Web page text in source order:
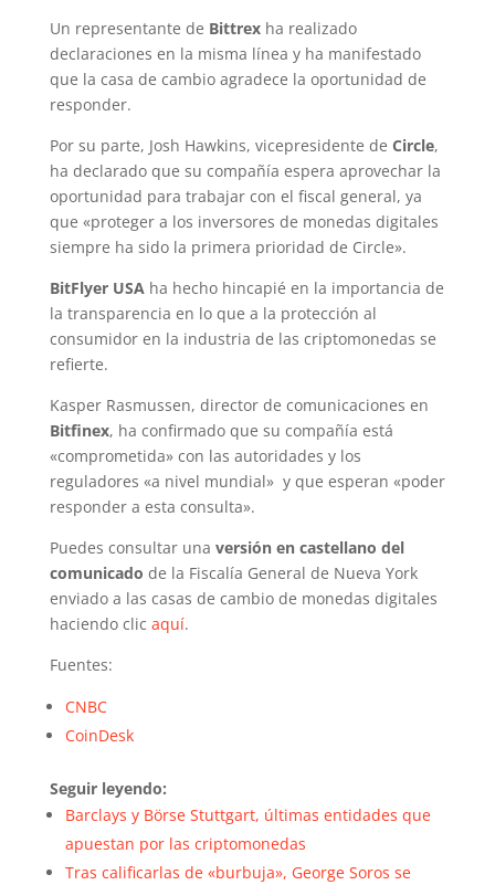
Un representante de Bittrexha realizado
declaraciones en la misma línea y ha manifestado
que la casa de cambio agradece la oportunidad de
responder.
Por su parte, Josh Hawkins, vicepresidente de Circle,
ha declarado que su compañía espera aprovechar la
oportunidad para trabajar con el fiscal general, ya
que «proteger a los inversores de monedas digitales
siempre ha sido la primera prioridad de Circle».
BitFlyer USAha hecho hincapié en la importancia de
la transparencia en lo que a la protección al
consumidor en la industria de las criptomonedas se
refierte.
Kasper Rasmussen, director de comunicaciones en
Bitfinex, ha confirmado que su compañía está
«comprometida» con las autoridades y los
reguladores «a nivel mundial» y que esperan «poder
responder a esta consulta».
Puedes consultar una versión en castellano del
comunicado de la Fiscalía General de Nueva York
enviado a las casas de cambio de monedas digitales
haciendo clic aquí.
Fuentes:
CNBC
CoinDesk
Seguir leyendo:
Barclays y Börse Stuttgart, últimas entidades que
apuestan por las criptomonedas
Tras calificarlas de «burbuja», George Soros se